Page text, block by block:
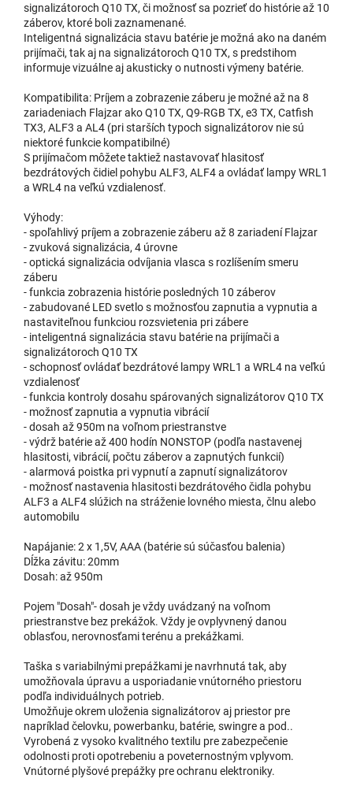
signalizátoroch Q10 TX, či možnosť sa pozrieť do histórie až 10
záberov, ktoré boli zaznamenané.
Inteligentná signalizácia stavu batérie je možná ako na daném
prijímači, tak aj na signalizátoroch Q10 TX, s predstihom
informuje vizuálne aj akusticky o nutnosti výmeny batérie.
Kompatibilita: Príjem a zobrazenie záberu je možné až na 8
zariadeniach Flajzar ako Q10 TX, Q9-RGB TX, e3 TX, Catfish
TX3, ALF3 a AL4 (pri starších typoch signalizátorov nie sú
niektoré funkcie kompatibilné)
S prijímačom môžete taktiež nastavovať hlasitosť
bezdrátových čidiel pohybu ALF3, ALF4 a ovládať lampy WRL1
a WRL4 na veľkú vzdialenosť.
Výhody:
- spoľahlivý príjem a zobrazenie záberu až 8 zariadení Flajzar
- zvuková signalizácia, 4 úrovne
- optická signalizácia odvíjania vlasca s rozlíšením smeru
záberu
- funkcia zobrazenia histórie posledných 10 záberov
- zabudované LED svetlo s možnosťou zapnutia a vypnutia a
nastaviteľnou funkciou rozsvietenia pri zábere
- inteligentná signalizácia stavu batérie na prijímači a
signalizátoroch Q10 TX
- schopnosť ovládať bezdrátové lampy WRL1 a WRL4 na veľkú
vzdialenosť
- funkcia kontroly dosahu spárovaných signalizátorov Q10 TX
- možnosť zapnutia a vypnutia vibrácií
- dosah až 950m na voľnom priestranstve
- výdrž batérie až 400 hodín NONSTOP (podľa nastavenej
hlasitosti, vibrácií, počtu záberov a zapnutých funkcií)
- alarmová poistka pri vypnutí a zapnutí signalizátorov
- možnosť nastavenia hlasitosti bezdrátového čidla pohybu
ALF3 a ALF4 slúžich na stráženie lovného miesta, člnu alebo
automobilu
Napájanie: 2 x 1,5V, AAA (batérie sú súčasťou balenia)
Dĺžka závitu: 20mm
Dosah: až 950m
Pojem "Dosah"- dosah je vždy uvádzaný na voľnom
priestranstve bez prekážok. Vždy je ovplyvnený danou
oblasťou, nerovnosťami terénu a prekážkami.
Taška s variabilnými prepážkami je navrhnutá tak, aby
umožňovala úpravu a usporiadanie vnútorného priestoru
podľa individuálnych potrieb.
Umožňuje okrem uloženia signalizátorov aj priestor pre
napríklad čelovku, powerbanku, batérie, swingre a pod..
Vyrobená z vysoko kvalitného textilu pre zabezpečenie
odolnosti proti opotrebeniu a poveternostným vplyvom.
Vnútorné plyšové prepážky pre ochranu elektroniky.